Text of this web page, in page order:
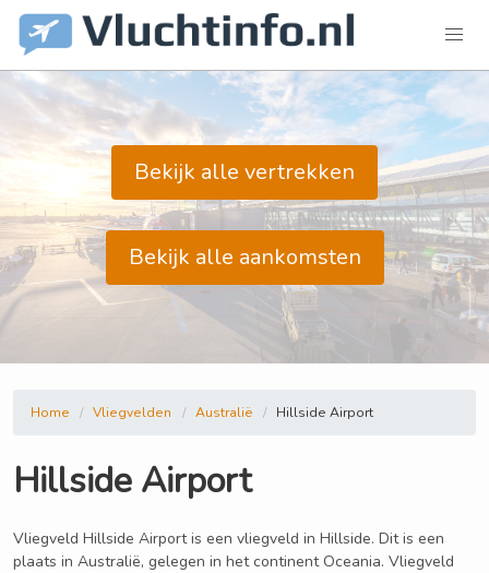
Bekijk alle vertrekken
Bekijk alle aankomsten
Home Vliegvelden Australië Hillside Airport
Hillside Airport
Vliegveld Hillside Airport is een vliegveld in Hillside. Dit is een
plaats in Australië, gelegen in het continent Oceania. Vliegveld